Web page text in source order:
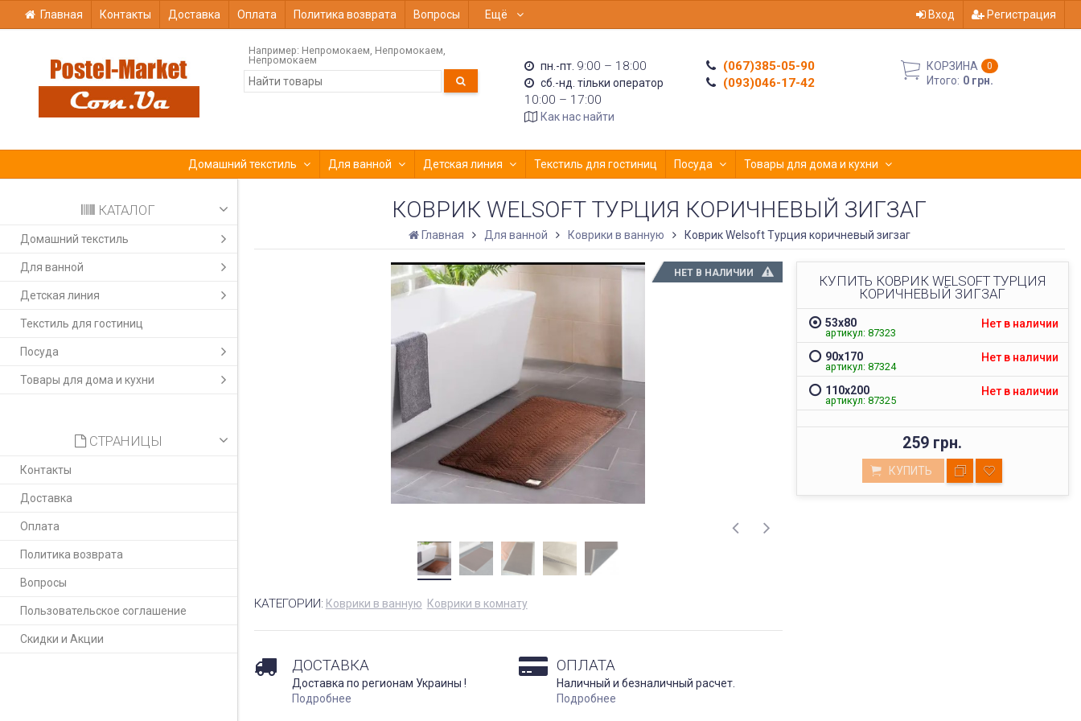
Главная Контакты Доставка Оплата Политика возврата Вопросы Ещё Вход Регистрация
Например: Непромокаем Непромокаем
Непромокаем
пн.-пт. 9:00 – 18:00
сб.-нд. тільки оператор
10:00 – 17:00
Как нас найти
(067)385-05-90
(093)046-17-42
КОРЗИНА 0
Итого: 0 грн.
Домашний текстиль Для ванной Детская линия Текстиль для гостиниц Посуда Товары для дома и кухни
КАТАЛОГ
Домашний текстиль
Для ванной
Детская линия
Текстиль для гостиниц
Посуда
Товары для дома и кухни
СТРАНИЦЫ
Контакты
Доставка
Оплата
Политика возврата
Вопросы
Пользовательское соглашение
Скидки и Акции
КОВРИК WELSOFT ТУРЦИЯ КОРИЧНЕВЫЙ ЗИГЗАГ
Главная Для ванной Коврики в ванную Коврик Welsoft Турция коричневый зигзаг
НЕТ В НАЛИЧИИ
КУПИТЬ КОВРИК WELSOFT ТУРЦИЯ
КОРИЧНЕВЫЙ ЗИГЗАГ
53х80
артикул: 87323
Нет в наличии
90х170​​​
артикул: 87324
Нет в наличии
110х200
артикул: 87325
Нет в наличии
259 грн.
КУПИТЬ
КАТЕГОРИИ: Коврики в ванную Коврики в комнату
ДОСТАВКА
Доставка по регионам Украины !
Подробнее
ОПЛАТА
Наличный и безналичный расчет.
Подробнее